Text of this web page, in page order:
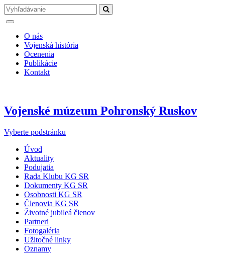
O nás
Vojenská história
Ocenenia
Publikácie
Kontakt
Vojenské múzeum Pohronský Ruskov
Vyberte podstránku
Úvod
Aktuality
Podujatia
Rada Klubu KG SR
Dokumenty KG SR
Osobnosti KG SR
Členovia KG SR
Životné jubileá členov
Partneri
Fotogaléria
Užitočné linky
Oznamy